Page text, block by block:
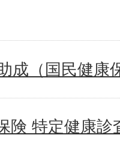
成（国民健康
険 特定健康診